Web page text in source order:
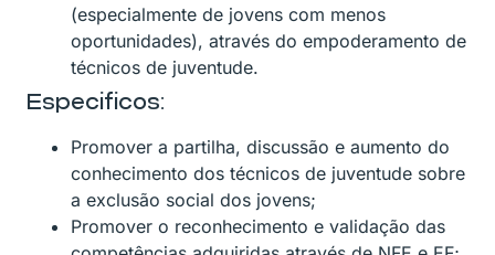
(especialmente de jovens com menos
oportunidades), através do empoderamento de
técnicos de juventude.
Especificos:
Promover a partilha, discussão e aumento do
conhecimento dos técnicos de juventude sobre
a exclusão social dos jovens;
Promover o reconhecimento e validação das